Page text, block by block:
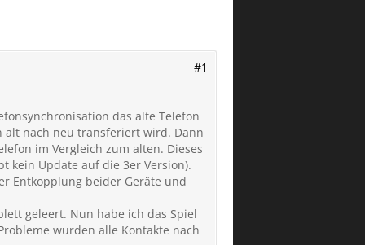
#1
das alte Telefon
alt nach neu transferiert wird. Dann
im Vergleich zum alten. Dieses
kein Update auf die 3er Version).
Entkopplung beider Geräte und
geleert. Nun habe ich das Spiel
wurden alle Kontakte nach